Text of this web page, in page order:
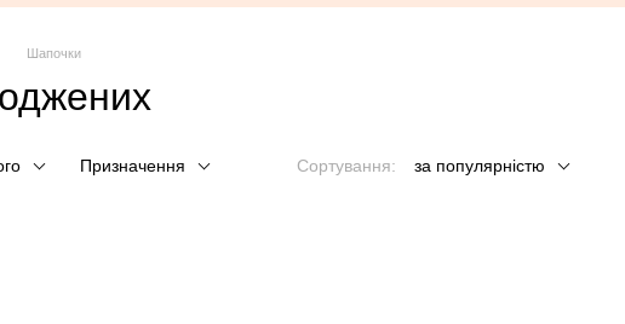
Шапочки
Призначення Сортування: за популярністю